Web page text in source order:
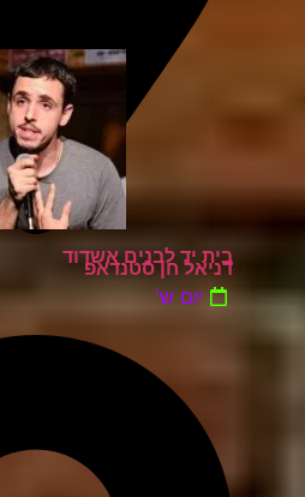
בית יד לבנים אשדוד
דניאל חן סטנדאפ
יום ש'